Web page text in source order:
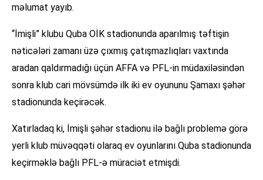
məlumat yayıb.
“İmişli” klubu Quba OİK stadionunda aparılmış təftişin
nəticələri zamanı üzə çıxmış çatışmazlıqları vaxtında
aradan qaldırmadığı üçün AFFA və PFL-in müdaxiləsindən
sonra klub cari mövsümdə ilk iki ev oyununu Şamaxı şəhər
stadionunda keçirəcək.
Xatırladaq ki, İmişli şəhər stadionu ilə bağlı problemə görə
yerli klub müvəqqəti olaraq ev oyunlarını Quba stadionunda
keçirməklə bağlı PFL-ə müraciət etmişdi.